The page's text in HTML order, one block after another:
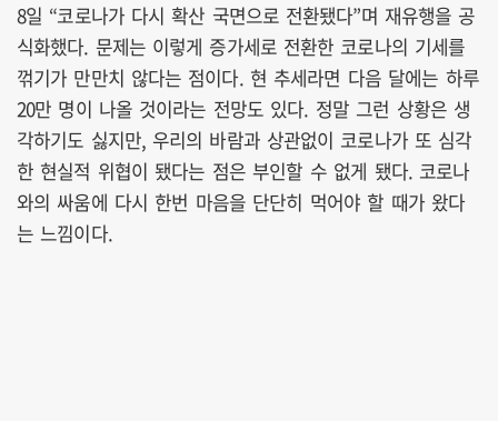
8일 “코로나가 다시 확산 국면으로 전환됐다”며 재유행을 공
식화했다. 문제는 이렇게 증가세로 전환한 코로나의 기세를
꺾기가 만만치 않다는 점이다. 현 추세라면 다음 달에는 하루
20만 명이 나올 것이라는 전망도 있다. 정말 그런 상황은 생
각하기도 싫지만, 우리의 바람과 상관없이 코로나가 또 심각
한 현실적 위협이 됐다는 점은 부인할 수 없게 됐다. 코로나
와의 싸움에 다시 한번 마음을 단단히 먹어야 할 때가 왔다
는 느낌이다.